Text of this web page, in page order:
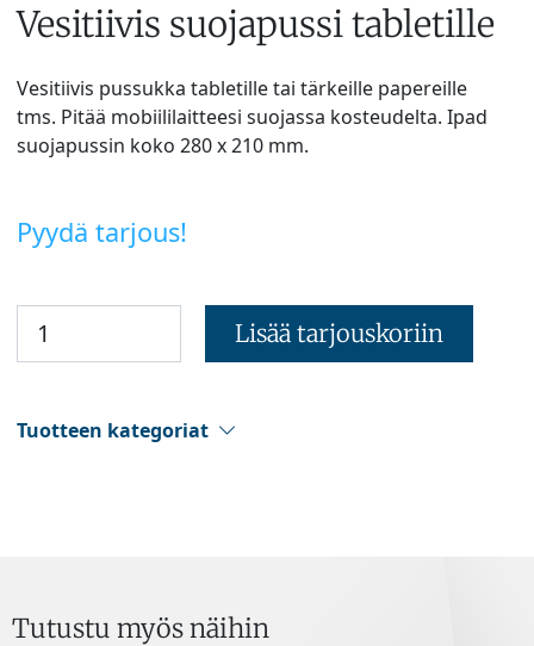
Vesitiivis suojapussi tabletille
Vesitiivis pussukka tabletille tai tärkeille papereille
tms. Pitää mobiililaitteesi suojassa kosteudelta. Ipad
suojapussin koko 280 x 210 mm.
Pyydä tarjous!
Lisää tarjouskoriin
Tuotteen kategoriat
Tutustu myös näihin